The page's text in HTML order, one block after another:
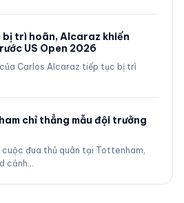
trì hoãn, Alcaraz khiến
US Open 2026
Carlos Alcaraz tiếp tục bị trì
chỉ thẳng mẫu đội trưởng
cuộc đua thủ quân tại Tottenham,
cảnh…